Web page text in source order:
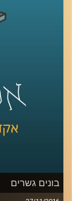
אזרחי
מהי
החל לחקור
עוד כשלא
וההבנה
המתרחשת
מקימות
המושג
ליברליזם
בונים גשרים